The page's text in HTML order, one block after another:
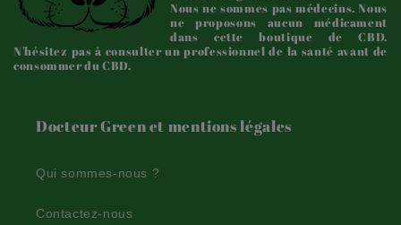
Nous ne sommes pas médecins. Nous
ne proposons aucun médicament
dans cette boutique de CBD.
N'hésitez pas à consulter un professionnel de la santé avant de
consommer du CBD.
Docteur Green et mentions légales
Qui sommes-nous ?
Contactez-nous